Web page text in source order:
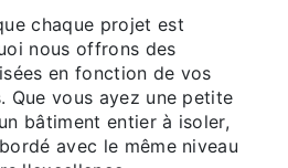
chaque projet est
nous offrons des
en fonction de vos
Que vous ayez une petite
bâtiment entier à isoler,
avec le même niveau